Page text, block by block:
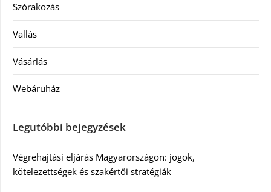
Szórakozás
Vallás
Vásárlás
Webáruház
Legutóbbi bejegyzések
Végrehajtási eljárás Magyarországon: jogok,
kötelezettségek és szakértői stratégiák